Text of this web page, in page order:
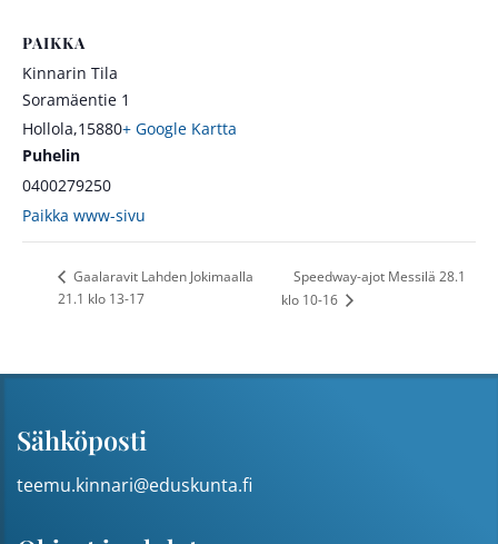
PAIKKA
Kinnarin Tila
Soramäentie 1
Hollola,15880+ Google Kartta
Puhelin
0400279250
Paikka www-sivu
Gaalaravit Lahden Jokimaalla
21.1 klo 13-17
Speedway-ajot Messilä 28.1
klo 10-16
Sähköposti
teemu.kinnari@eduskunta.fi